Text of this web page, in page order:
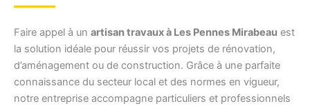
Faire appel à un artisan travaux à Les Pennes Mirabeau est
la solution idéale pour réussir vos projets de rénovation,
d’aménagement ou de construction. Grâce à une parfaite
connaissance du secteur local et des normes en vigueur,
notre entreprise accompagne particuliers et professionnels